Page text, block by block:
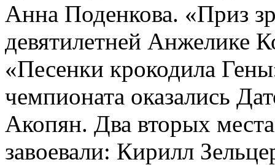
Анна Поденкова. «Приз
девятилетней Анжелике
«Песенки крокодила
чемпионата оказались
Акопян. Два вторых
завоевали: Кирилл